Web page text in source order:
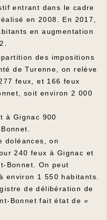
entrant dans le cadre
en 2008. En 2017,
en augmentation
des impositions
de Turenne, on relève
feux, et 166 feux
soit environ 2 000
à Gignac 900
doléances, on
240 feux à Gignac et
Bonnet. On peut
environ 1 550 habitants.
de délibération de
Bonnet fait état de «